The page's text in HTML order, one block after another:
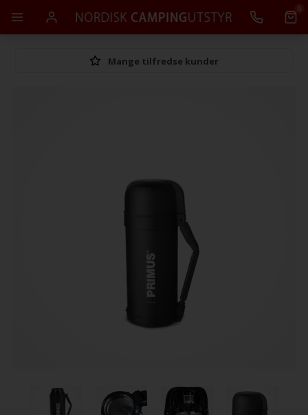
0
Mange tilfredse kunder